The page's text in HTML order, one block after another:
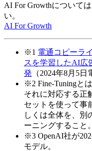
AI For Growthについて
い。
AI For Growth
※1 電通コピーラ
スを学習したAI広
発 （2024年8月5日
※2 Fine-Tuningと
それに対応する正
セットを使って事
しくは全体を、別
ーニングすること。
※3 OpenAI社が
モデル。